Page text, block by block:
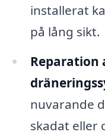
installerat
på lång sikt.
Reparation
nuvarande
skadat eller